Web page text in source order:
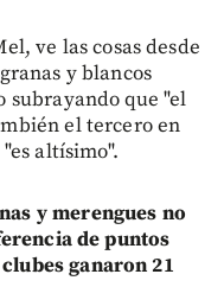
ve las cosas desde
y blancos
subrayando que "el
el tercero en
altísimo".
y merengues no
de puntos
ganaron 21